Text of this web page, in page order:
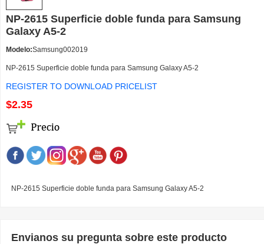
NP-2615 Superficie doble funda para Samsung
Galaxy A5-2
Modelo:Samsung002019
NP-2615 Superficie doble funda para Samsung Galaxy A5-2
REGISTER TO DOWNLOAD PRICELIST
$2.35
NP-2615 Superficie doble funda para Samsung Galaxy A5-2
Envianos su pregunta sobre este producto